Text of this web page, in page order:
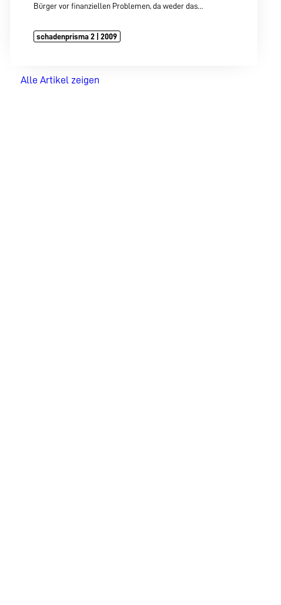
Bürger vor finanziellen Problemen, da weder das…
schadenprisma 2 | 2009
Alle Artikel zeigen